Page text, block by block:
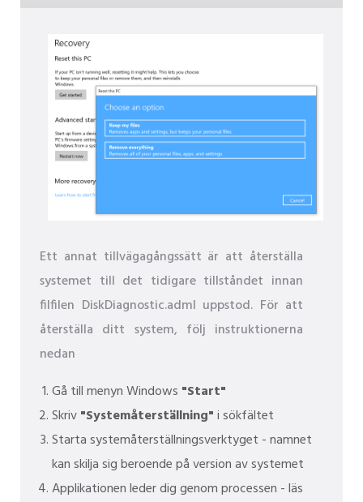
Ett annat tillvägagångssätt är att återställa
systemet till det tidigare tillståndet innan
filfilen DiskDiagnostic.adml uppstod. För att
återställa ditt system, följ instruktionerna
nedan
Gå till menyn Windows "Start"
Skriv"Systemåterställning"i sökfältet
Starta systemåterställningsverktyget - namnet
kan skilja sig beroende på version av systemet
Applikationen leder dig genom processen - läs